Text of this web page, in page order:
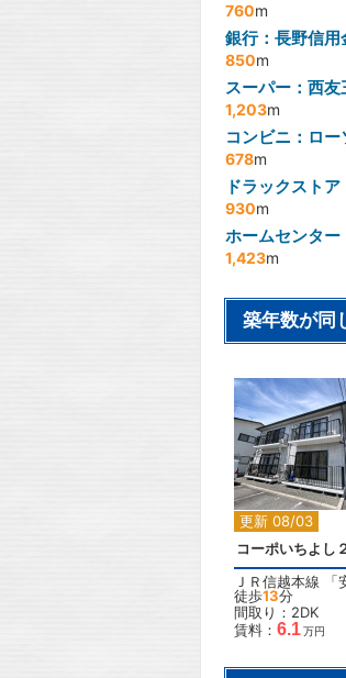
760m
銀行：長野信
850m
スーパー：西友
1,203m
コンビニ：ロ
678m
ドラックスト
930m
ホームセンタ
1,423m
築年数が同
更新 08/03
コーポいちよし
ＪＲ信越本線 「
徒歩13分
間取り：2DK
賃料： 6.1万円